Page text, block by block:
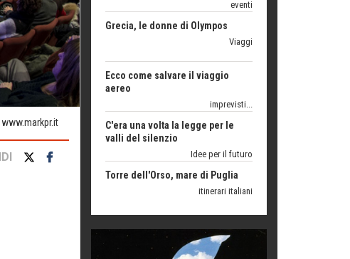
Ecco come salvare il viaggio
imprevisti...
C'era una volta la legge per le
valli del silenzio
Idee per il futuro
Torre dell'Orso, mare di Puglia
Boboli, il giardino della botanica
Gioielli italiani
Menzogne di stato
Le dichiarazioni di Maurizio Federico